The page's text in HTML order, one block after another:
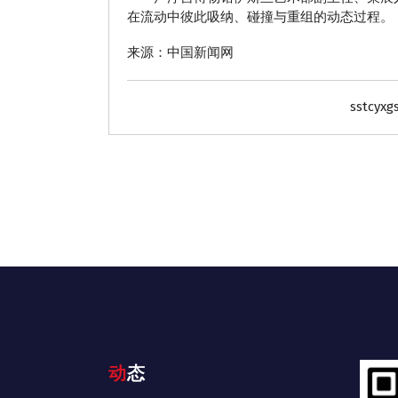
在流动中彼此吸纳、碰撞与重组的动态过程。
来源：中国新闻网
动态